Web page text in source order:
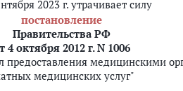
2023 г. утрачивает силу
постановление
Правительства РФ
4 октября 2012 г. N 1006
предоставления медицинскими
медицинских услуг"